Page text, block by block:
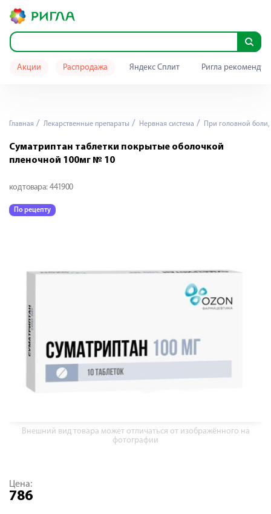
Акции Распродажа Яндекс Сплит Ригла
Главная Лекарственные препараты Нервная система При головной
Суматриптан таблетки покрытые оболочкой
пленочной 100мг № 10
код товара: 441900
По рецепту
Внешний вид товара может отличаться от изображённого на
фотографии
Цена:
786